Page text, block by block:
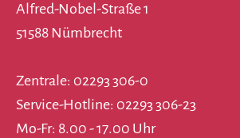
Alfred-Nobel-Straße 1
51588 Nümbrecht
Zentrale: 02293 306-0
Service-Hotline: 02293 306-23
Mo-Fr: 8.00 - 17.00 Uhr